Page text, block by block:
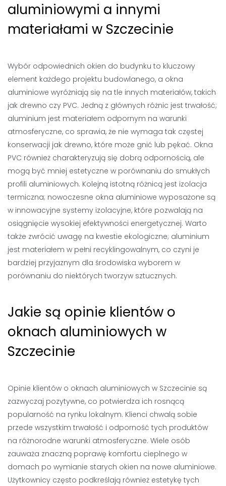
aluminiowymi a innymi
materiałami w Szczecinie
Wybór odpowiednich okien do budynku to kluczowy
element każdego projektu budowlanego, a okna
aluminiowe wyróżniają się na tle innych materiałów, takich
jak drewno czy PVC. Jedną z głównych różnic jest trwałość;
aluminium jest materiałem odpornym na warunki
atmosferyczne, co sprawia, że nie wymaga tak częstej
konserwacji jak drewno, które może gnić lub pękać. Okna
PVC również charakteryzują się dobrą odpornością, ale
mogą być mniej estetyczne w porównaniu do smukłych
profili aluminiowych. Kolejną istotną różnicą jest izolacja
termiczna; nowoczesne okna aluminiowe wyposażone są
w innowacyjne systemy izolacyjne, które pozwalają na
osiągnięcie wysokiej efektywności energetycznej. Warto
także zwrócić uwagę na kwestie ekologiczne; aluminium
jest materiałem w pełni recyklingowalnym, co czyni je
bardziej przyjaznym dla środowiska wyborem w
porównaniu do niektórych tworzyw sztucznych.
Jakie są opinie klientów o
oknach aluminiowych w
Szczecinie
Opinie klientów o oknach aluminiowych w Szczecinie są
zazwyczaj pozytywne, co potwierdza ich rosnącą
popularność na rynku lokalnym. Klienci chwalą sobie
przede wszystkim trwałość i odporność tych produktów
na różnorodne warunki atmosferyczne. Wiele osób
zauważa znaczną poprawę komfortu cieplnego w
domach po wymianie starych okien na nowe aluminiowe.
Użytkownicy często podkreślają również estetykę tych